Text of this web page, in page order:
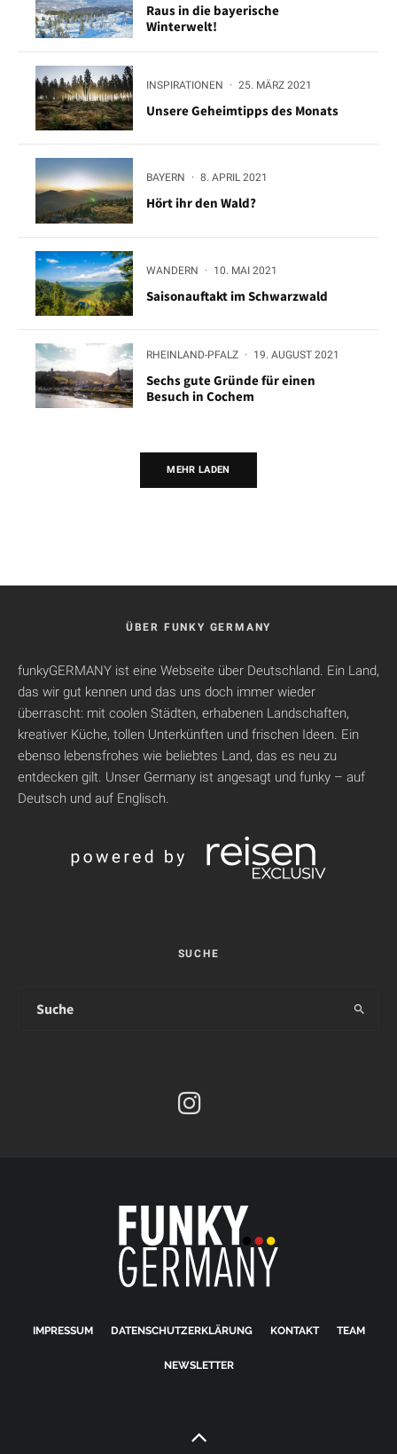
Raus in die bayerische
Winterwelt!
INSPIRATIONEN · 25. MÄRZ 2021
Unsere Geheimtipps des Monats
BAYERN · 8. APRIL 2021
Hört ihr den Wald?
WANDERN · 10. MAI 2021
Saisonauftakt im Schwarzwald
RHEINLAND-PFALZ · 19. AUGUST 2021
Sechs gute Gründe für einen
Besuch in Cochem
MEHR LADEN
ÜBER FUNKY GERMANY
funkyGERMANY ist eine Webseite über Deutschland. Ein Land,
das wir gut kennen und das uns doch immer wieder
überrascht: mit coolen Städten, erhabenen Landschaften,
kreativer Küche, tollen Unterkünften und frischen Ideen. Ein
ebenso lebensfrohes wie beliebtes Land, das es neu zu
entdecken gilt. Unser Germany ist angesagt und funky – auf
Deutsch und auf Englisch.
SUCHE
IMPRESSUM DATENSCHUTZERKLÄRUNG KONTAKT TEAM
NEWSLETTER